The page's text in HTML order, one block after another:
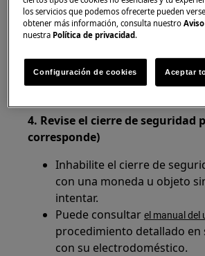
del tambor antes de reiniciar el
3. Hay exceso de colada en la
Si fuera necesario, extraiga
4. Revise el cierre de seguridad
corresponde)
Inhabilite el cierre de
con una moneda u objeto
intentar.
Puede consultarel manual del
procedimiento detallado
con su electrodoméstico.
los servicios que podemos ofrecerte pueden
obtener más información, consulta nuestro
nuestra Política de privacidad.
Configuración de cookies Aceptar